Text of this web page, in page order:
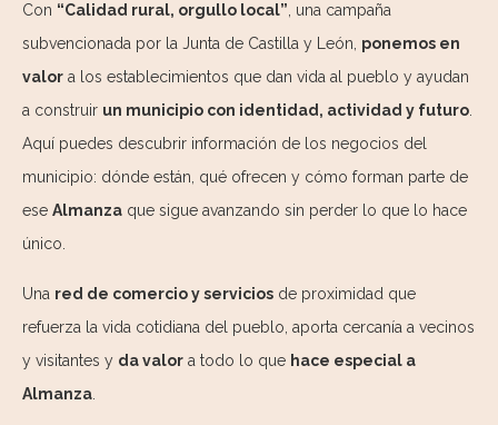
Con “Calidad rural, orgullo local”, una campaña
subvencionada por la Junta de Castilla y León, ponemos en
valor a los establecimientos que dan vida al pueblo y ayudan
a construir un municipio con identidad, actividad y futuro.
Aquí puedes descubrir información de los negocios del
municipio: dónde están, qué ofrecen y cómo forman parte de
ese Almanza que sigue avanzando sin perder lo que lo hace
único.
Una red de comercio y servicios de proximidad que
refuerza la vida cotidiana del pueblo, aporta cercanía a vecinos
y visitantes y da valor a todo lo que hace especial a
Almanza.